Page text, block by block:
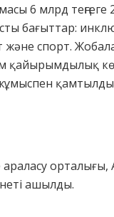
6 млрд теңгеге
бағыттар:
және спорт.
қайырымдылық
орталығы,
ашылды.